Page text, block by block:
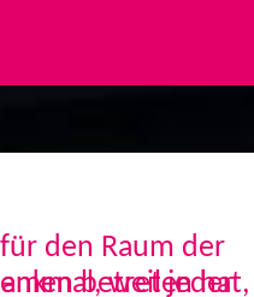
den Raum der
weil jeder